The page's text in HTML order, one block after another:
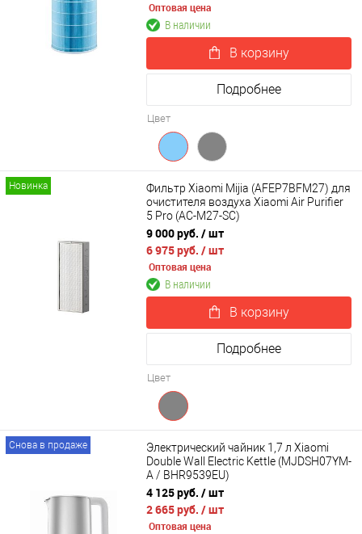
Оптовая цена
В наличии
В корзину
Подробнее
Цвет
Новинка
Фильтр Xiaomi Mijia (AFEP7BFM27) для
очистителя воздуха Xiaomi Air Purifier
5 Pro (AC-M27-SC)
9 000 руб. / шт
6 975 руб. / шт
Оптовая цена
В наличии
В корзину
Подробнее
Цвет
Снова в продаже
Электрический чайник 1,7 л Xiaomi
Double Wall Electric Kettle (MJDSH07YM-
A / BHR9539EU)
4 125 руб. / шт
2 665 руб. / шт
Оптовая цена